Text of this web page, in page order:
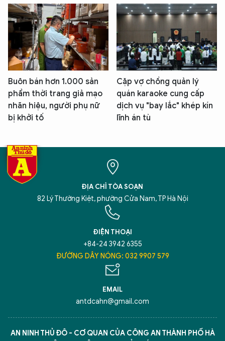
Buôn bán hơn 1.000 sản
phẩm thời trang giả mạo
nhãn hiệu, người phụ nữ
bị khởi tố
Cặp vợ chồng quản lý
quán karaoke cung cấp
dịch vụ "bay lắc" khép kín
lĩnh án tù
ĐỊA CHỈ TÒA SOẠN
82 Lý Thường Kiệt, phường Cửa Nam, TP Hà Nội
ĐIỆN THOẠI
+84-24 3942 6355
ĐƯỜNG DÂY NÓNG: 032 9907 579
EMAIL
antdcahn@gmail.com
AN NINH THỦ ĐÔ - CƠ QUAN CỦA CÔNG AN THÀNH PHỐ HÀ